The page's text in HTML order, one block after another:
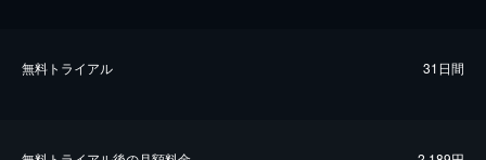
無料トライアル 31日間